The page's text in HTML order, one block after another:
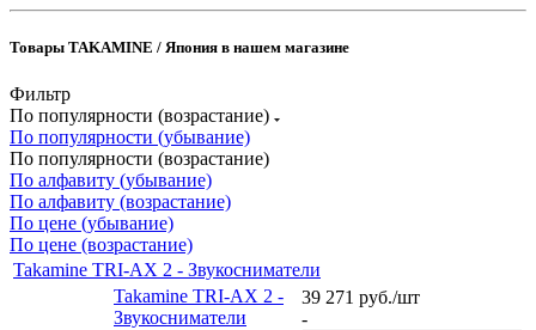
Товары TAKAMINE / Япония в нашем магазине
Фильтр
По популярности (возрастание)
По популярности (убывание)
По популярности (возрастание)
По алфавиту (убывание)
По алфавиту (возрастание)
По цене (убывание)
По цене (возрастание)
Takamine TRI-AX 2 - Звукосниматели
Takamine TRI-AX 2 -
Звукосниматели
39 271 руб./шт
-